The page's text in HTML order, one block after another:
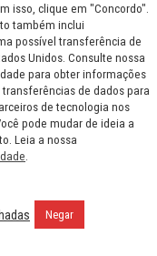
Projeto G, 728 – Letra A
Martins – Maceió -
| CNPJ:
76
USA Inc.
Pkwy
isso, clique em "Concordo".
também inclui
possível transferência de
Unidos. Consulte nossa
para obter informações
de dados para
de tecnologia nos
pode mudar de ideia a
Leia a nossa
.
Negar